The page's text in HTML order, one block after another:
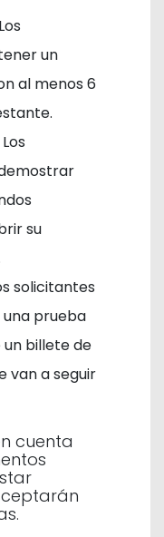
Los
un
al menos 6
Los
su
solicitantes
prueba
un billete de
van a seguir
cuenta